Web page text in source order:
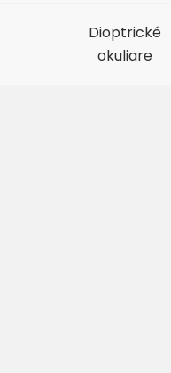
Dioptrické
okuliare